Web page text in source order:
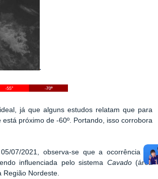
já que alguns estudos relatam que para
próximo de -60º. Portando, isso corrobora
07/2021, observa-se que a ocorrência de
influenciada pelo sistema Cavado (área
Região Nordeste.